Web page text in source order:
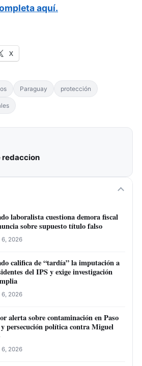
aquí.
X
Paraguay protección
redaccion
laboralista cuestiona demora fiscal
sobre supuesto título falso
6, 2026
califica de “tardía” la imputación a
del IPS y exige investigación
6, 2026
alerta sobre contaminación en Paso
persecución política contra Miguel
6, 2026